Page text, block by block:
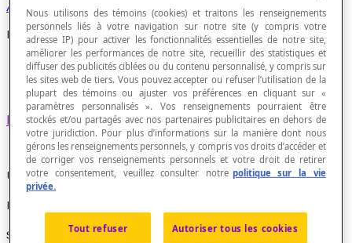
Arithmétique
Rabais
Pourcentagedéduit d'un montant initial.
Un rabais est une diminution de la valeur initiale.
Exemple
Si un téléviseur dont le prix de vente initial est 500 $
Nous utilisons des témoins (cookies) et traitons les renseignements
personnels liés à votre navigation sur notre site (y compris votre
adresse IP) pour activer les fonctionnalités essentielles de notre site,
améliorer les performances de notre site, recueillir des statistiques et
diffuser des publicités ciblées ou du contenu personnalisé, y compris sur
les sites web de tiers. Vous pouvez accepter ou refuser l’utilisation de la
plupart des témoins ou ajuster vos préférences en cliquant sur «
paramètres personnalisés ». Vos renseignements pourraient être
stockés et/ou partagés avec nos partenaires publicitaires en dehors de
votre juridiction. Pour plus d’informations sur la manière dont nous
gérons les renseignements personnels, y compris vos droits d’accéder et
de corriger vos renseignements personnels et votre droit de retirer
votre consentement, veuillez consulter notre politique sur la vie
privée.
Tout refuser Autoriser tous les cookies